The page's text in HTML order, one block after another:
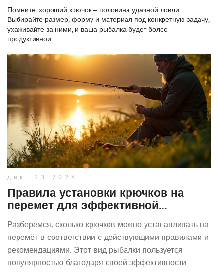
Помните, хороший крючок – половина удачной ловли.
Выбирайте размер, форму и материал под конкретную задачу,
ухаживайте за ними, и ваша рыбалка будет более
продуктивной.
дек, 23 2024
Правила установки крючков на
перемёт для эффективной
рыбалки
Разберёмся, сколько крючков можно устанавливать на
перемёт в соответствии с действующими правилами и
рекомендациями. Этот вид рыбалки пользуется
популярностью благодаря своей эффективности.